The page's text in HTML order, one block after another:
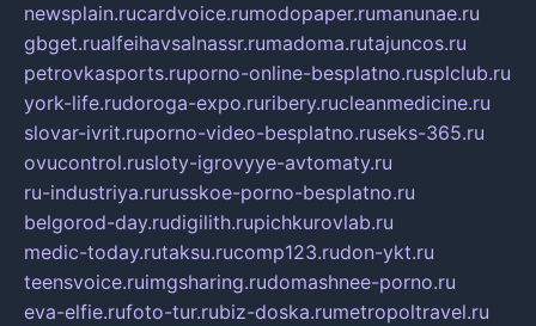
newsplain.rucardvoice.rumodopaper.rumanunae.ru
gbget.rualfeihavsalnassr.rumadoma.rutajuncos.ru
petrovkasports.ruporno-online-besplatno.rusplclub.ru
york-life.rudoroga-expo.ruribery.rucleanmedicine.ru
slovar-ivrit.ruporno-video-besplatno.ruseks-365.ru
ovucontrol.rusloty-igrovyye-avtomaty.ru
ru-industriya.rurusskoe-porno-besplatno.ru
belgorod-day.rudigilith.rupichkurovlab.ru
medic-today.rutaksu.rucomp123.rudon-ykt.ru
teensvoice.ruimgsharing.rudomashnee-porno.ru
eva-elfie.rufoto-tur.rubiz-doska.rumetropoltravel.ru